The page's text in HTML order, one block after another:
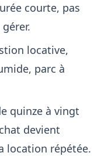
courte, pas
locative,
parc à
quinze à vingt
devient
location répétée.